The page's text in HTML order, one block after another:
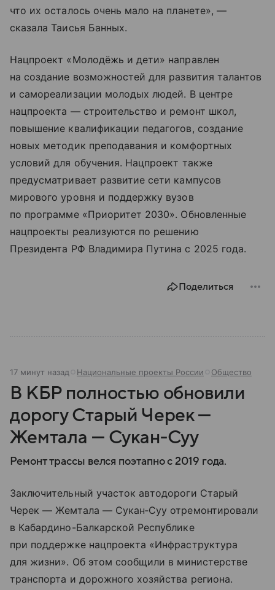
что их осталось очень мало на планете», —
сказала Таисья Банных.
Нацпроект «Молодёжь и дети» направлен
на создание возможностей для развития талантов
и самореализации молодых людей. В центре
нацпроекта — строительство и ремонт школ,
повышение квалификации педагогов, создание
новых методик преподавания и комфортных
условий для обучения. Нацпроект также
предусматривает развитие сети кампусов
мирового уровня и поддержку вузов
по программе «Приоритет 2030». Обновленные
нацпроекты реализуются по решению
Президента РФ Владимира Путина с 2025 года.
Поделиться
17 минут назад Национальные проекты России Общество
В КБР полностью обновили
дорогу Старый Черек —
Жемтала — Сукан‑Суу
Ремонт трассы велся поэтапно с 2019 года.
Заключительный участок автодороги Старый
Черек — Жемтала — Сукан‑Суу отремонтировали
в Кабардино-Балкарской Республике
при поддержке нацпроекта «Инфраструктура
для жизни». Об этом сообщили в министерстве
транспорта и дорожного хозяйства региона.